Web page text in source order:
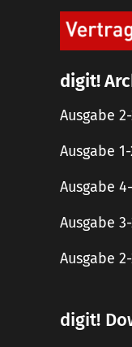
digit!
Ausgabe
Ausgabe
Ausgabe
Ausgabe
Ausgabe
digit!